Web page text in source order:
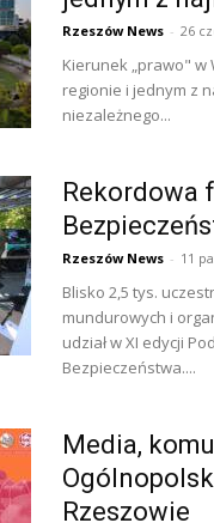
Rzeszów News - 26
Kierunek „prawo" w
regionie i jednym z
niezależnego...
Rekordowa
Rzeszów News - 11
Blisko 2,5 tys.
mundurowych i
udział w XI edycji
Bezpieczeństwa....
Media,
Rzeszowie